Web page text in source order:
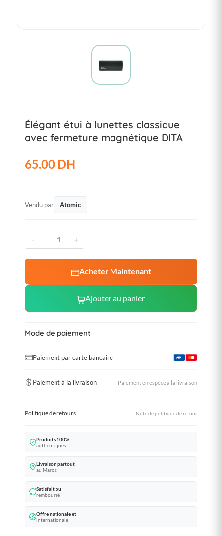
Élégant étui à lunettes classique
avec fermeture magnétique DITA
65.00 DH
Vendu par Atomic
- +
Acheter Maintenant
Ajouter au panier
Mode de paiement
Paiement par carte bancaire
Paiement à la livraison Paiement en espèce à la livraison
Politique de retours Note de politique de retour
Produits 100%
authentiques
Livraison partout
au Maroc
Satisfait ou
remboursé
Offre nationale et
internationale